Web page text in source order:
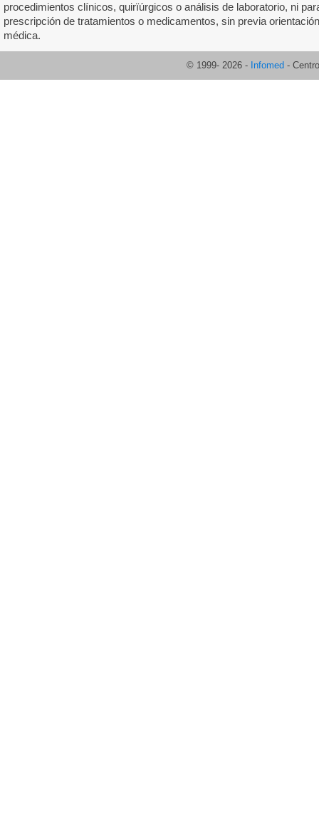
procedimientos clínicos, quirïúrgicos o análisis de laboratorio, ni
prescripción de tratamientos o medicamentos, sin previa orientación
médica.
© 1999- 2026 - Infomed -